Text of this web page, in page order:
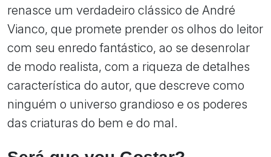
renasce um verdadeiro clássico de André
Vianco, que promete prender os olhos do leitor
com seu enredo fantástico, ao se desenrolar
de modo realista, com a riqueza de detalhes
característica do autor, que descreve como
ninguém o universo grandioso e os poderes
das criaturas do bem e do mal.